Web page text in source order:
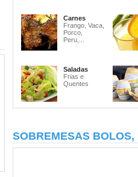
Carnes
Frango, Vaca,
Porco,
Peru,...
Saladas
Frias e
Quentes
SOBREMESAS